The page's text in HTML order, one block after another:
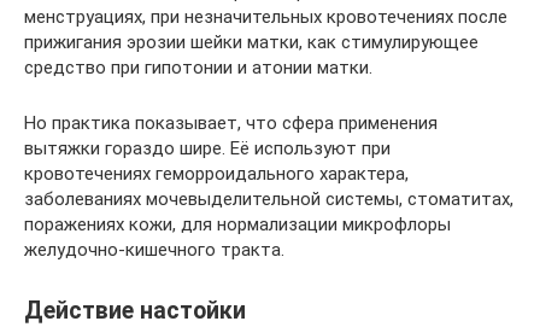
менструациях, при незначительных кровотечениях после
прижигания эрозии шейки матки, как стимулирующее
средство при гипотонии и атонии матки.
Но практика показывает, что сфера применения
вытяжки гораздо шире. Её используют при
кровотечениях геморроидального характера,
заболеваниях мочевыделительной системы, стоматитах,
поражениях кожи, для нормализации микрофлоры
желудочно-кишечного тракта.
Действие настойки